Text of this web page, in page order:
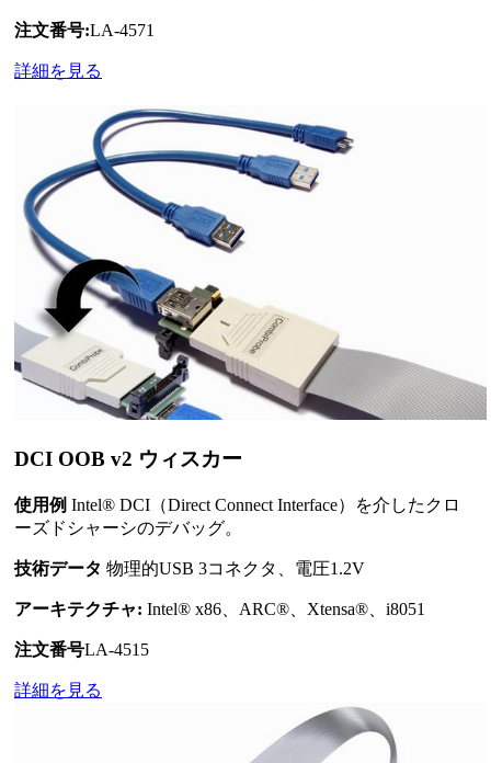
注文番号:LA-4571
詳細を見る
DCI OOB v2 ウィスカー
使用例 Intel® DCI（Direct Connect Interface）を介したクロ
ーズドシャーシのデバッグ。
技術データ 物理的USB 3コネクタ、電圧1.2V
アーキテクチャ: Intel® x86、ARC®、Xtensa®、i8051
注文番号LA-4515
詳細を見る